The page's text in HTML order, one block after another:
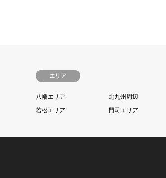
エリア
八幡エリア 北九州周辺
若松エリア
門司エリア